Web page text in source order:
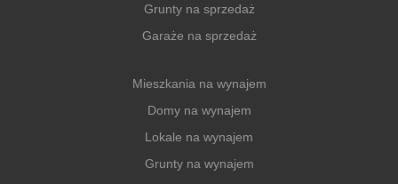
Grunty na sprzedaż
Garaże na sprzedaż
Mieszkania na wynajem
Domy na wynajem
Lokale na wynajem
Grunty na wynajem